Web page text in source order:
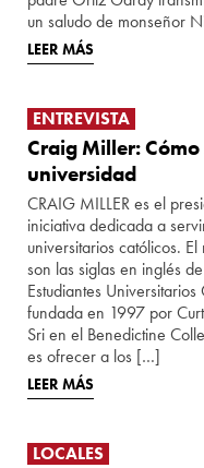
un saludo de monseñor
LEER MÁS
ENTREVISTA
Craig Miller:
universidad
CRAIG MILLER es el
iniciativa dedicada a
universitarios católicos.
son las siglas en inglés
Estudiantes
fundada en 1997 por
Sri en el Benedictine
es ofrecer a los […]
LEER MÁS
LOCALES